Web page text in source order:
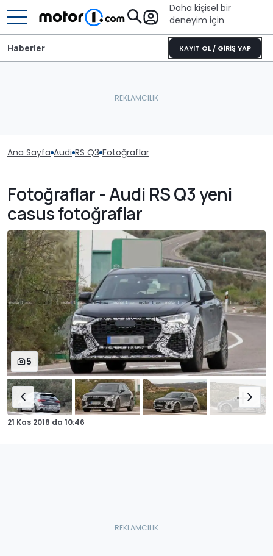
Daha kişisel bir
deneyim için
KAYIT OL / GİRİŞ YAP
Haberler
Ana Sayfa Audi RS Q3 Fotoğraflar
Fotoğraflar - Audi RS Q3 yeni
casus fotoğraflar
5
21 Kas 2018 da 10:46